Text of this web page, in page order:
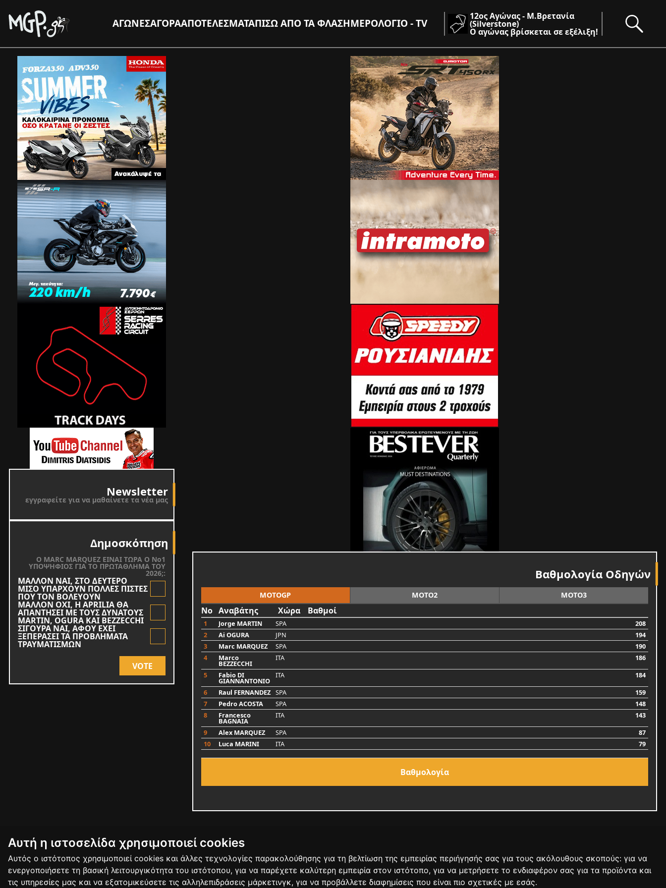
Αυτή η ιστοσελίδα χρησιμοποιεί cookies
Αυτός ο ιστότοπος χρησιμοποιεί cookies και άλλες τεχνολογίες παρακολούθησης για τη βελτίωση της εμπειρίας περιήγησής σας για τους ακόλουθους σκοπούς: για να
ενεργοποιήσετε τη βασική λειτουργικότητα του ιστότοπου, για να παρέχετε καλύτερη εμπειρία στον ιστότοπο, για να μετρήσετε το ενδιαφέρον σας για τα προϊόντα και
τις υπηρεσίες μας και να εξατομικεύσετε τις αλληλεπιδράσεις μάρκετινγκ, για να προβάλλετε διαφημίσεις που είναι πιο σχετικές με εσάς.
ΑΓΩΝΕΣΑΓΟΡΑΑΠΟΤΕΛΕΣΜΑΤΑΠΙΣΩ ΑΠΟ ΤΑ ΦΛΑΣΗΜΕΡΟΛΟΓΙΟ - TV
12ος Αγώνας - Μ.Βρετανία
(Silverstone)
Ο αγώνας βρίσκεται σε εξέλιξη!
Newsletter
εγγραφείτε για να μαθαίνετε τα νέα μας
Δημοσκόπηση
O MARC MARQUEZ ΕΙΝΑΙ ΤΩΡΑ Ο Νο1
ΥΠΟΨΗΦΙΟΣ ΓΙΑ ΤΟ ΠΡΩΤΑΘΛΗΜΑ ΤΟΥ
2026;:
ΜΑΛΛΟΝ ΝΑΙ, ΣΤΟ ΔΕΥΤΕΡΟ
ΜΙΣΟ ΥΠΑΡΧΟΥΝ ΠΟΛΛΕΣ ΠΙΣΤΕΣ
ΠΟΥ ΤΟΝ ΒΟΛΕΥΟΥΝ
ΜΑΛΛΟΝ ΟΧΙ, Η APRILIA ΘΑ
ΑΠΑΝΤΗΣΕΙ ΜΕ ΤΟΥΣ ΔΥΝΑΤΟΥΣ
MARTIN, OGURA KAI BEZZECCHI
ΣΙΓΟΥΡΑ ΝΑΙ, ΑΦΟΥ ΕΧΕΙ
ΞΕΠΕΡΑΣΕΙ ΤΑ ΠΡΟΒΛΗΜΑΤΑ
ΤΡΑΥΜΑΤΙΣΜΩΝ
VOTE
Βαθμολογία Οδηγών
MOTOGP MOTO2 MOTO3
No Αναβάτης Χώρα Βαθμοί
1 Jorge MARTIN SPA
208
2
Ai OGURA JPN
194
3
Marc MARQUEZ SPA
190
4
Marco
BEZZECCHI
ITA
186
5
Fabio DI
GIANNANTONIO
ITA
184
6
Raul FERNANDEZ SPA
159
7
Pedro ACOSTA SPA
148
8
Francesco
BAGNAIA
ITA
143
9
Alex MARQUEZ SPA
87
10
Luca MARINI ITA 79
Bαθμολογία
ΕΠΙΚΟΙΝΩΝΙΑ ΟΡΟΙ ΧΡΗΣΗΣΠΟΛΙΤΙΚΗ ΠΡΟΣΤΑΣΙΑΣ ΑΓΩΝΕΣΑΠΟΤΕΛΕΣΜΑΤΑΑΓΟΡΑ